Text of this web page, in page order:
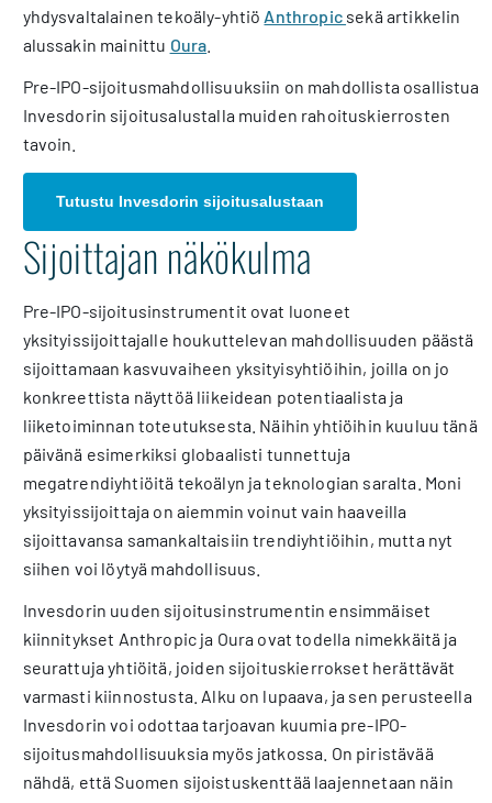
yhdysvaltalainen tekoäly-yhtiö Anthropic sekä artikkelin
alussakin mainittu Oura
Pre-IPO-sijoitusmahdollisuuksiin on mahdollista osallistua
Invesdorin sijoitusalustalla muiden rahoituskierrosten
tavoin.
Tutustu Invesdorin sijoitusalustaan
Sijoittajan näkökulma
Pre-IPO-sijoitusinstrumentit ovat luoneet
yksityissijoittajalle houkuttelevan mahdollisuuden päästä
sijoittamaan kasvuvaiheen yksityisyhtiöihin, joilla on jo
konkreettista näyttöä liikeidean potentiaalista ja
liiketoiminnan toteutuksesta. Näihin yhtiöihin kuuluu tänä
päivänä esimerkiksi globaalisti tunnettuja
megatrendiyhtiöitä tekoälyn ja teknologian saralta. Moni
yksityissijoittaja on aiemmin voinut vain haaveilla
sijoittavansa samankaltaisiin trendiyhtiöihin, mutta nyt
siihen voi löytyä mahdollisuus.
Invesdorin uuden sijoitusinstrumentin ensimmäiset
kiinnitykset Anthropic ja Oura ovat todella nimekkäitä ja
seurattuja yhtiöitä, joiden sijoituskierrokset herättävät
varmasti kiinnostusta. Alku on lupaava, ja sen perusteella
Invesdorin voi odottaa tarjoavan kuumia pre-IPO-
sijoitusmahdollisuuksia myös jatkossa. On piristävää
nähdä, että Suomen sijoistuskenttää laajennetaan näin